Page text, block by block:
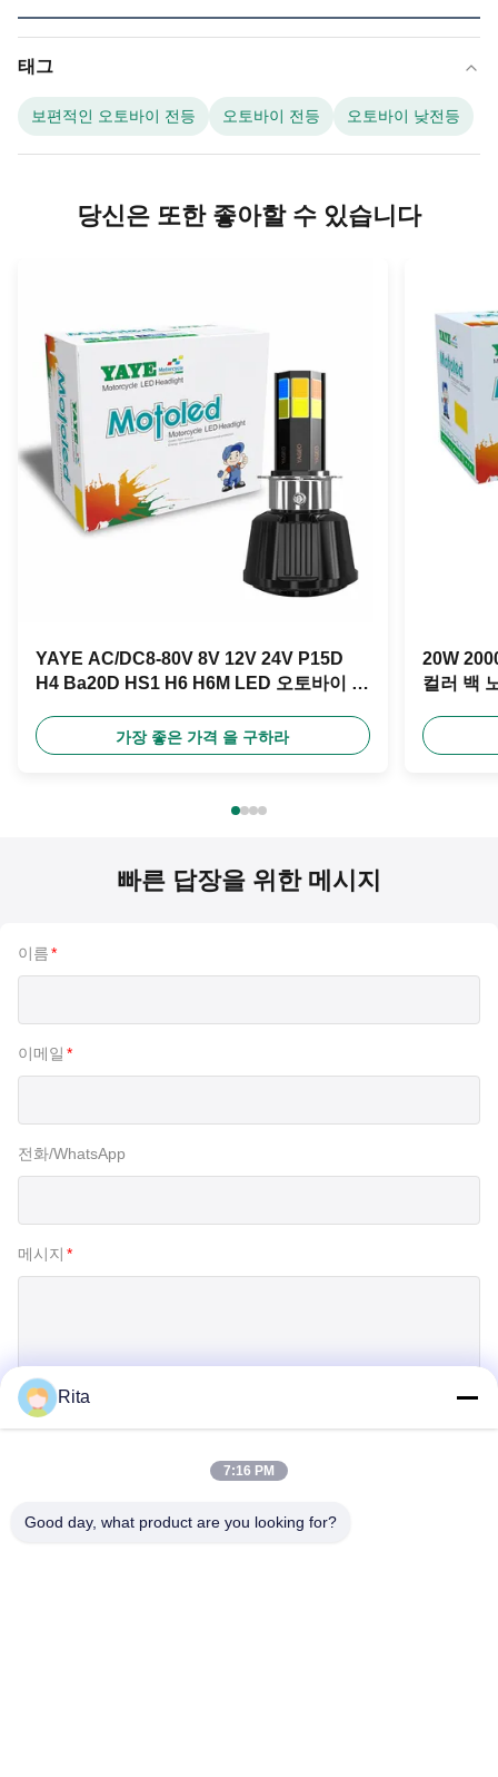
태그
보편적인 오토바이 전등 오토바이 전등 오토바이 낮전등
당신은 또한 좋아할 수 있습니다
YAYE AC/DC8-80V 8V 12V 24V P15D
H4 Ba20D HS1 H6 H6M LED 오토바이 전
가장 좋은 가격 을 구하라
20W
컬러 백
빠른 답장을 위한 메시지
이름*
이메일 *
전화/WhatsApp
메시지 *
Rita
7:16 PM
Good day, what product are you looking for?